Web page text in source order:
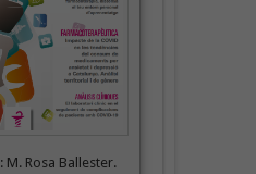
: M. Rosa Ballester.